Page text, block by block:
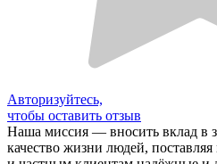
Авторизуйтесь,
чтобы оставить отзыв
Наша миссия — вносить вклад в
качество жизни людей,